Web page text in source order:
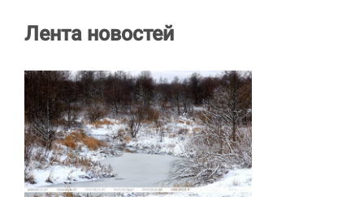
Лента новостей